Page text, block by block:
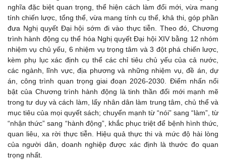
nghĩa đặc biệt quan trọng, thể hiện cách làm đổi mới, vừa mang
tính chiến lược, tổng thể, vừa mang tính cụ thể, khả thi, góp phần
đưa Nghị quyết Đại hội sớm đi vào thực tiễn. Theo đó, Chương
trình hành động cụ thể hóa Nghị quyết Đại hội XIV bằng 12 nhóm
nhiệm vụ chủ yếu, 6 nhiệm vụ trọng tâm và 3 đột phá chiến lược,
kèm phụ lục xác định cụ thể các chỉ tiêu chủ yếu của cả nước,
các ngành, lĩnh vực, địa phương và những nhiệm vụ, đề án, dự
án, công trình quan trọng giai đoạn 2026-2030. Điểm nhấn nổi
bật của Chương trình hành động là tinh thần đổi mới mạnh mẽ
trong tư duy và cách làm, lấy nhân dân làm trung tâm, chủ thể và
mục tiêu của mọi quyết sách; chuyển mạnh từ “nói” sang “làm”, từ
“nhận thức” sang “hành động”, khắc phục triệt để bệnh hình thức,
quan liêu, xa rời thực tiễn. Hiệu quả thực thi và mức độ hài lòng
của người dân, doanh nghiệp được xác định là thước đo quan
trọng nhất.